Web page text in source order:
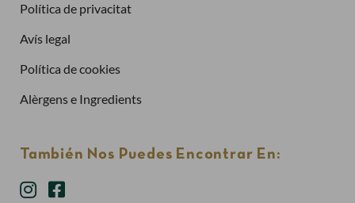
Política de privacitat
Avís legal
Política de cookies
Alèrgens e Ingredients
También Nos Puedes Encontrar En:
Has oblidat la contrasenya?